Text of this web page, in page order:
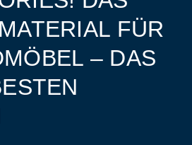
FÜR
– DAS